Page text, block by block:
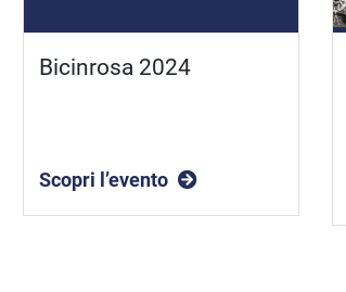
Bicinrosa 2024
Scopri l’evento